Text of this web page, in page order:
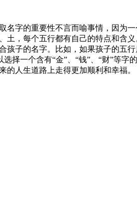
字的重要性不言而喻事情，因为
，每个五行都有自己的特点和含
子的名字。比如，如果孩子的五
择一个含有“金”、“钱”、“财”等
人生道路上走得更加顺利和幸福。